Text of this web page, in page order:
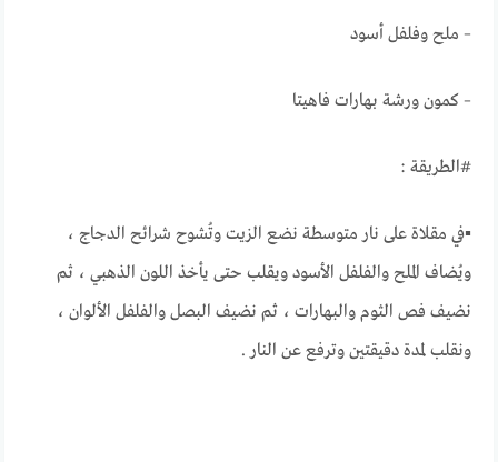
– ملح وفلفل أسود
– كمون ورشة بهارات فاهيتا
#الطريقة :
▪في مقلاة على نار متوسطة نضع الزيت وتُشوح شرائح الدجاج ،
ويُضاف الملح والفلفل الأسود ويقلب حتى يأخذ اللون الذهبي ، ثم
نضيف فص الثوم والبهارات ، ثم نضيف البصل والفلفل الألوان ،
ونقلب لمدة دقيقتين وترفع عن النار .